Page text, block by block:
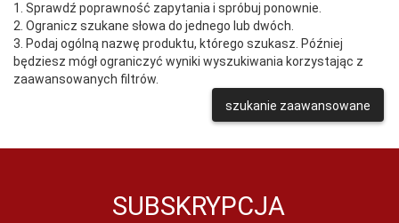
1. Sprawdź poprawność zapytania i spróbuj ponownie.
2. Ogranicz szukane słowa do jednego lub dwóch.
3. Podaj ogólną nazwę produktu, którego szukasz. Później
będziesz mógł ograniczyć wyniki wyszukiwania korzystając z
zaawansowanych filtrów.
szukanie zaawansowane
SUBSKRYPCJA